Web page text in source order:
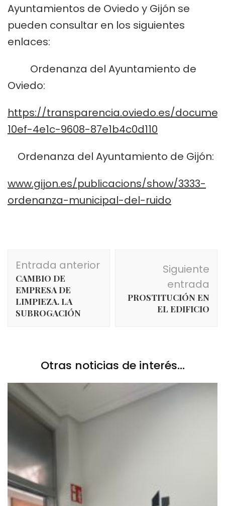
Ayuntamientos de Oviedo y Gijón se
pueden consultar en los siguientes
enlaces:
Ordenanza del Ayuntamiento de
Oviedo:
https://transparencia.oviedo.es/
10ef-4e1c-9608-87e1b4c0d110
Ordenanza del Ayuntamiento de Gijón:
www.gijon.es/publicacions/show/3333-
ordenanza-municipal-del-ruido
Navegación
de
entradas
Entrada anterior
CAMBIO DE
EMPRESA DE
LIMPIEZA. LA
SUBROGACIÓN
Siguiente
entrada
PROSTITUCIÓN EN
EL EDIFICIO
Otras noticias de interés...